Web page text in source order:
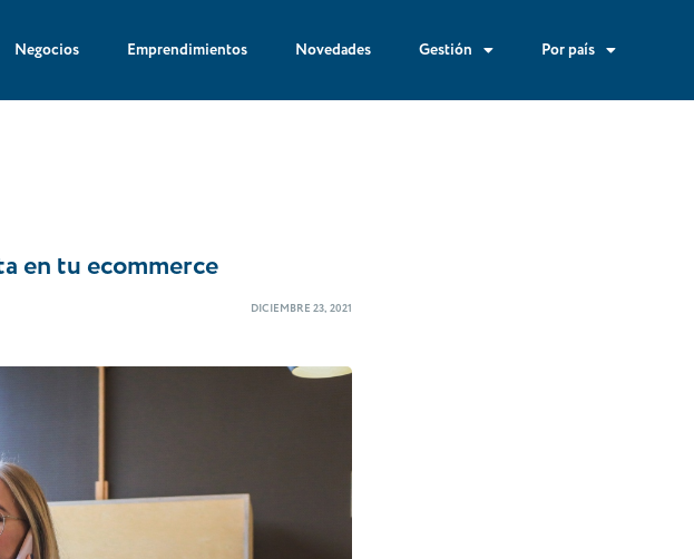
Negocios Emprendimientos Novedades Gestión Por país
en tu ecommerce
DICIEMBRE 23, 2021